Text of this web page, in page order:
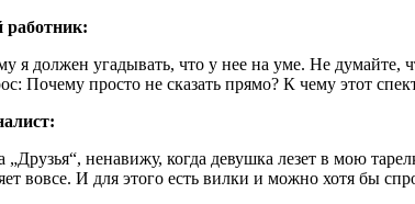
работник:
я должен угадывать, что у нее на уме. Не
Почему просто не сказать прямо? К чему этот
ненавижу, когда девушка лезет в мою
вовсе. И для этого есть вилки и можно хотя бы